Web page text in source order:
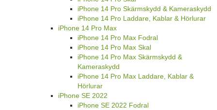
iPhone 14 Pro Skärmskydd & Kameraskydd
iPhone 14 Pro Laddare, Kablar & Hörlurar
iPhone 14 Pro Max
iPhone 14 Pro Max Fodral
iPhone 14 Pro Max Skal
iPhone 14 Pro Max Skärmskydd &
Kameraskydd
iPhone 14 Pro Max Laddare, Kablar &
Hörlurar
iPhone SE 2022
iPhone SE 2022 Fodral